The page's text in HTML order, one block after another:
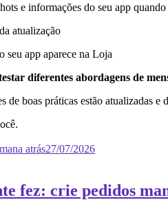
e informações do seu app
atualização
seu app aparece na Loja
diferentes abordagens de
de boas práticas estão atualizadas e
atrás27/07/2026
fez: crie pedidos